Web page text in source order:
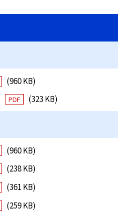
(960 KB)
PDF (323 KB)
(960 KB)
(238 KB)
(361 KB)
(259 KB)